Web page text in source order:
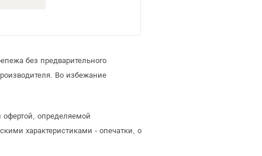
без предварительного
Во избежание
определяемой
характеристиками - опечатки, о